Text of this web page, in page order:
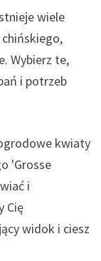
wiele
Wybierz te,
i potrzeb
kwiaty
'Grosse
i
Cię
widok i ciesz